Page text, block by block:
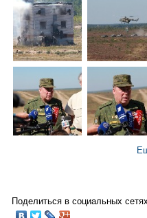
Поделиться в социальных